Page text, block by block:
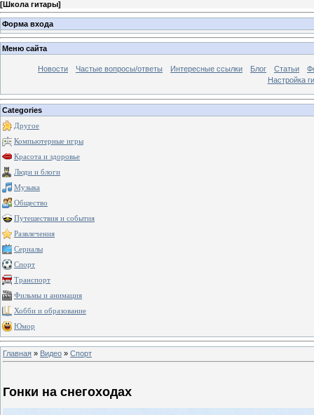
[Школа гитары]
Форма входа
Меню сайта
Новости Частые вопросы/ответы Интересные ссылки Блог Статьи
Настройка
Categories
Другое
Компьютерные игры
Красота и здоровье
Люди и блоги
Музыка
Общество
Путешествия и события
Развлечения
Сериалы
Спорт
Транспорт
Фильмы и анимация
Хобби и образование
Юмор
Главная » Видео » Спорт
Гонки на снегоходах